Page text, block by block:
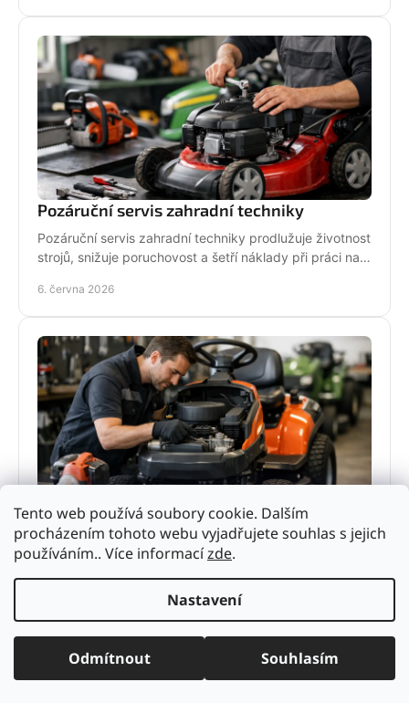
Tento web používá soubory cookie. Dalším
procházením tohoto webu vyjadřujete souhlas s jejich
používáním.. Více informacízde.
Nastavení
Odmítnout Souhlasím
Pozáruční servis zahradní techniky
Pozáruční servis zahradní techniky prodlužuje životnost
strojů, snižuje poruchovost a šetří náklady při práci na
6. června 2026
Servis zahradní techniky bez zbytečných
prostojů
Servis zahradní techniky rozhoduje o výkonu i
životnosti stroje. Zjistěte, kdy řešit údržbu, co
nepodcenit a proč se vyplatí odborný servis.